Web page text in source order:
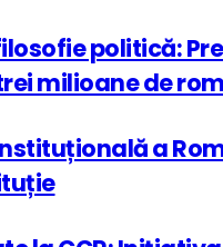
politică:
milioane de
a